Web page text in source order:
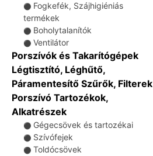
⚫ Fogkefék, Szájhigiéniás
termékek
⚫ Boholytalanítók
⚫ Ventilátor
Porszívók és Takarítógépek
Légtisztító, Léghűtő,
Páramentesítő Szűrők, Filterek
Porszívó Tartozékok,
Alkatrészek
⚫ Gégecsövek és tartozékai
⚫ Szívófejek
⚫ Toldócsövek